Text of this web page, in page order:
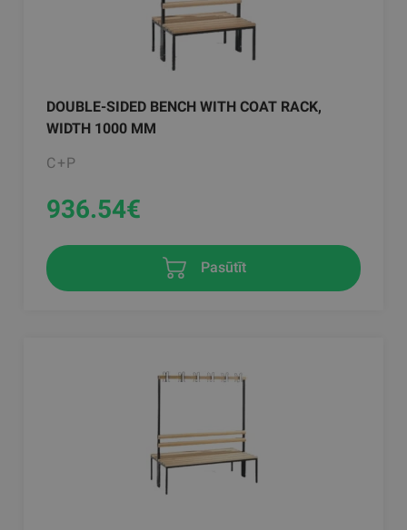
DOUBLE-SIDED BENCH WITH COAT RACK,
WIDTH 1000 MM
C+P
936.54€
Pasūtīt